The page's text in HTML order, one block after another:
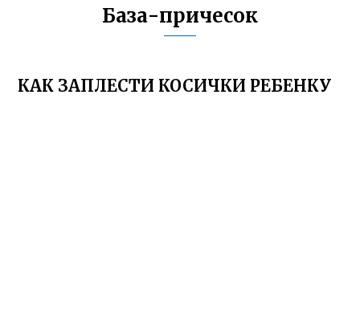
База-причесок
КАК ЗАПЛЕСТИ КОСИЧКИ РЕБЕНКУ